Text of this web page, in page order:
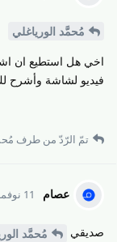
مُحمَّد الورياغلي
اخي هل استطيع ان
فيديو لشاشة وأشرح
تمّ الرّدّ من طرف
عصام 11 نوفمبر 2022
صديقي
مُحمَّد